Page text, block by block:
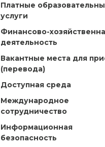
Платные
услуги
Финансово-
деятельность
Вакантные места для
(перевода)
Доступная среда
Международное
сотрудничество
Информационная
безопасность